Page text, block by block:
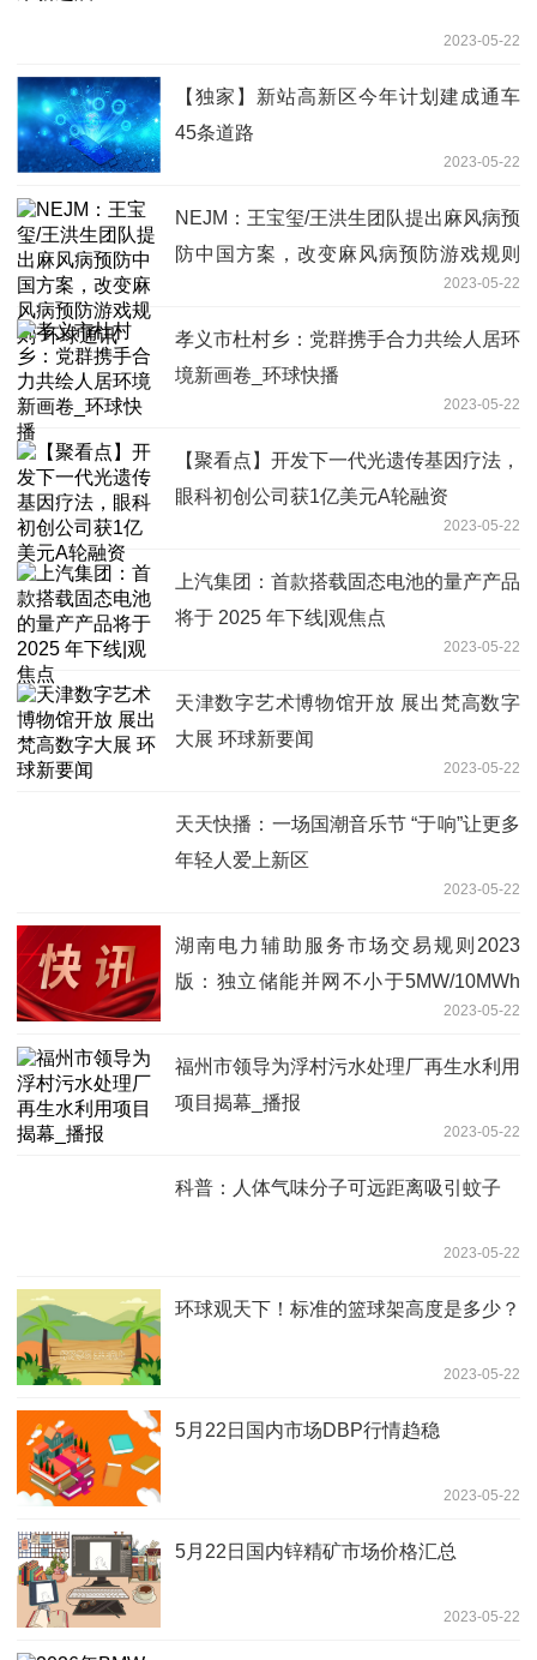
2023-05-22
【独家】新站高新区今年计划建成通车
45条道路
2023-05-22
NEJM：王宝玺/王洪生团队提出麻风病预
防中国方案，改变麻风病预防游戏规则
2023-05-22
孝义市杜村乡：党群携手合力共绘人居环
境新画卷_环球快播
2023-05-22
【聚看点】开发下一代光遗传基因疗法，
眼科初创公司获1亿美元A轮融资
2023-05-22
上汽集团：首款搭载固态电池的量产产品
将于 2025 年下线|观焦点
2023-05-22
天津数字艺术博物馆开放 展出梵高数字
大展 环球新要闻
2023-05-22
天天快播：一场国潮音乐节 “于响”让更多
年轻人爱上新区
2023-05-22
湖南电力辅助服务市场交易规则2023
版：独立储能并网不小于5MW/10MWh
2023-05-22
福州市领导为浮村污水处理厂再生水利用
项目揭幕_播报
2023-05-22
科普：人体气味分子可远距离吸引蚊子
2023-05-22
环球观天下！标准的篮球架高度是多少？
2023-05-22
5月22日国内市场DBP行情趋稳
2023-05-22
5月22日国内锌精矿市场价格汇总
2023-05-22